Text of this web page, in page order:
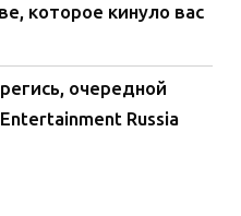
которое кинуло вас
очередной
Russia